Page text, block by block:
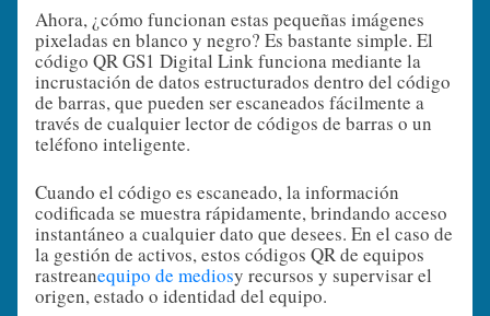
Ahora, ¿cómo funcionan estas pequeñas imágenes
pixeladas en blanco y negro? Es bastante simple. El
código QR GS1 Digital Link funciona mediante la
incrustación de datos estructurados dentro del código
de barras, que pueden ser escaneados fácilmente a
través de cualquier lector de códigos de barras o un
teléfono inteligente.
Cuando el código es escaneado, la información
codificada se muestra rápidamente, brindando acceso
instantáneo a cualquier dato que desees. En el caso de
la gestión de activos, estos códigos QR de equipos
rastreanequipo de mediosy recursos y supervisar el
origen, estado o identidad del equipo.